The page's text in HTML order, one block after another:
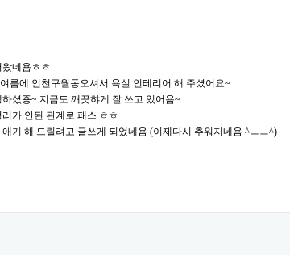
네욤ㅎㅎ
름에 인천구월동오셔서 욕실 인테리어 해 주셨어요~
셨죵~ 지금도 깨끗햐게 잘 쓰고 있어욤~
가 안된 관계로 패스 ㅎㅎ
기 해 드릴려고 글쓰게 되었네욤 (이제다시 추워지네욤 ^ㅡㅡ^)